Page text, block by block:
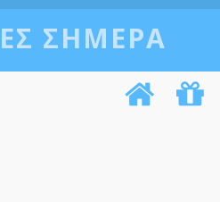
ΣΉΜΕΡΑ